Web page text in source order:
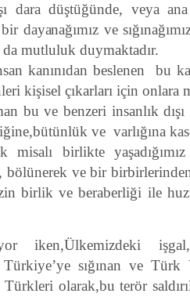
dara düştüğünde, veya
dayanağımız ve
mutluluk duymaktadır.
kanınıdan beslenen bu
kişisel çıkarları için onlara
bu ve benzeri insanlık dışı
ve varlığına
misalı birlikte
bölünerek ve bir
birlik ve beraberliği ile
iken,Ülkemizdeki
Türkiye’ye sığınan ve Türk
olarak,bu terör